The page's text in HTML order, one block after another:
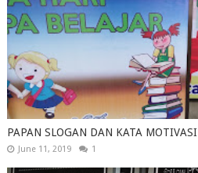
PAPAN SLOGAN DAN KATA MOTIVASI
June 11, 2019 1